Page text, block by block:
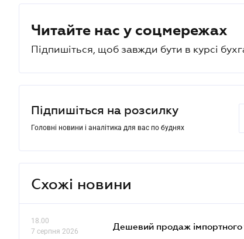
Читайте нас у соцмережах
Підпишіться, щоб завжди бути в курсі
Підпишіться на розсилку
Головні новини і аналітика для вас по буднях
Схожі новини
18.00
7 серпня 2026
Дешевий продаж